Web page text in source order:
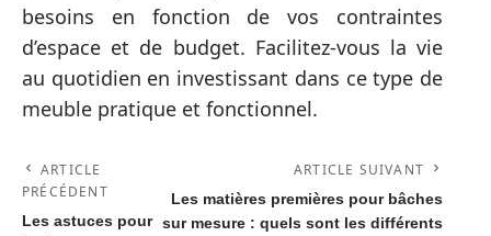
besoins en fonction de vos contraintes
d’espace et de budget. Facilitez-vous la vie
au quotidien en investissant dans ce type de
meuble pratique et fonctionnel.
ARTICLE
PRÉCÉDENT
Les astuces pour
ARTICLE SUIVANT
Les matières premières pour bâches
sur mesure : quels sont les différents